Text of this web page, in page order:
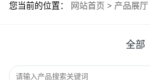
您当前的位置： 网站首页 > 产品展厅
全部